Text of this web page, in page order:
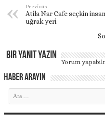
Previous
Atila Nar Cafe seçkin
uğrak yeri
Bir yanıt yazın
Yorum
Haber Arayın